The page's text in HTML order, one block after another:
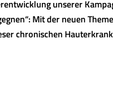
unserer
Mit der neuen
chronischen